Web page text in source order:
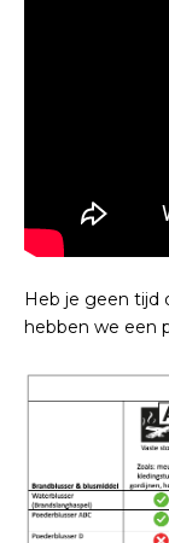
Heb je geen tijd
hebben we een